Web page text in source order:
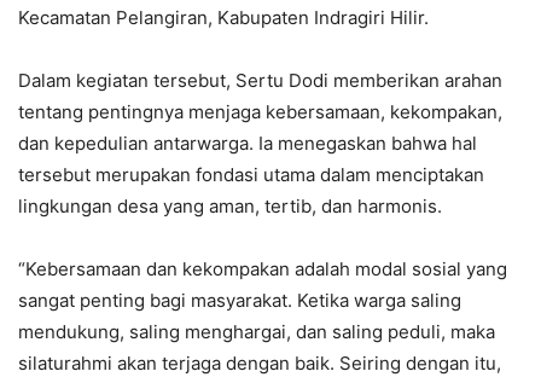
Kecamatan Pelangiran, Kabupaten Indragiri Hilir.
Dalam kegiatan tersebut, Sertu Dodi memberikan arahan
tentang pentingnya menjaga kebersamaan, kekompakan,
dan kepedulian antarwarga. Ia menegaskan bahwa hal
tersebut merupakan fondasi utama dalam menciptakan
lingkungan desa yang aman, tertib, dan harmonis.
“Kebersamaan dan kekompakan adalah modal sosial yang
sangat penting bagi masyarakat. Ketika warga saling
mendukung, saling menghargai, dan saling peduli, maka
silaturahmi akan terjaga dengan baik. Seiring dengan itu,